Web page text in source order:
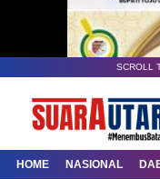
SCROLL
HOME NASIONAL